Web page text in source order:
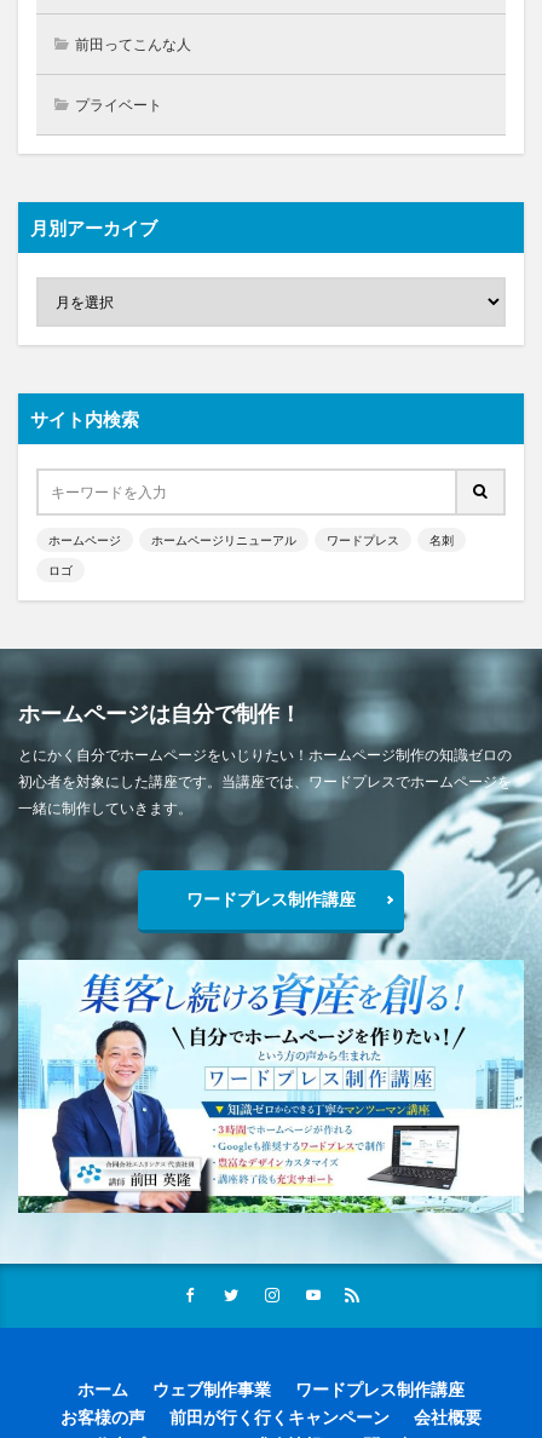
前田ってこんな人
プライベート
月別アーカイブ
サイト内検索
ホームページ ホームページリニューアル ワードプレス 名刺
ロゴ
ホームページは自分で制作！
とにかく自分でホームページをいじりたい！ホームページ制作の知識ゼロの
初心者を対象にした講座です。当講座では、ワードプレスでホームページを
一緒に制作していきます。
ワードプレス制作講座
ホーム ウェブ制作事業
ワードプレス制作講座
お客様の声
前田が行く行くキャンペーン
会社概要